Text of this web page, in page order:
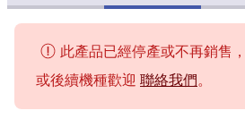
此產品已經停產或不再銷售
或後續機種歡迎 聯絡我們 。